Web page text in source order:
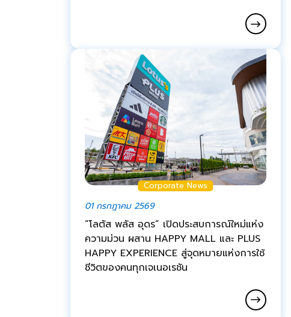
Corporate News
01 กรกฎาคม 2569
“โลตัส พลัส อุดร” เปิดประสบการณ์ใหม่แห่ง
ความม่วน ผสาน HAPPY MALL และ PLUS
HAPPY EXPERIENCE สู่จุดหมายแห่งการใช้
ชีวิตของคนทุกเจเนอเรชัน